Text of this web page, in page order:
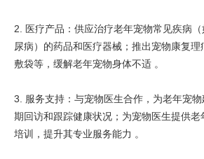
2. 医疗产品：供应治疗老年宠物常见疾病
尿病）的药品和医疗器械；推出宠物康复
敷袋等，缓解老年宠物身体不适 。
3. 服务支持：与宠物医生合作，为老年宠
期回访和跟踪健康状况；为宠物医生提供老
培训，提升其专业服务能力 。